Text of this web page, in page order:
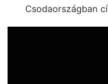
Csodaországban